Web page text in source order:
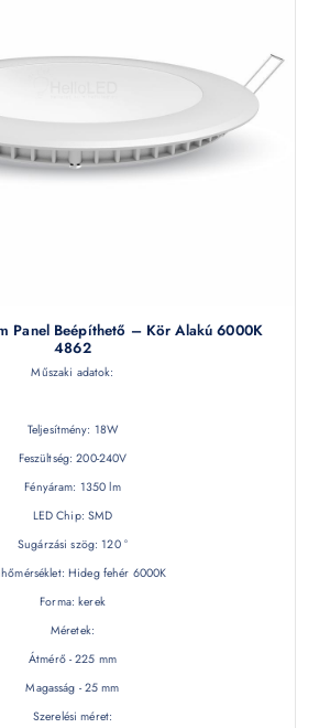
Panel Beépíthető – Kör Alakú 6000K
4862
Műszaki adatok:
Teljesítmény: 18W
Feszültség: 200-240V
Fényáram: 1350 lm
LED Chip: SMD
Sugárzási szög: 120 °
Hideg fehér 6000K
Forma: kerek
Méretek:
Átmérő - 225 mm
Magasság - 25 mm
Szerelési méret: